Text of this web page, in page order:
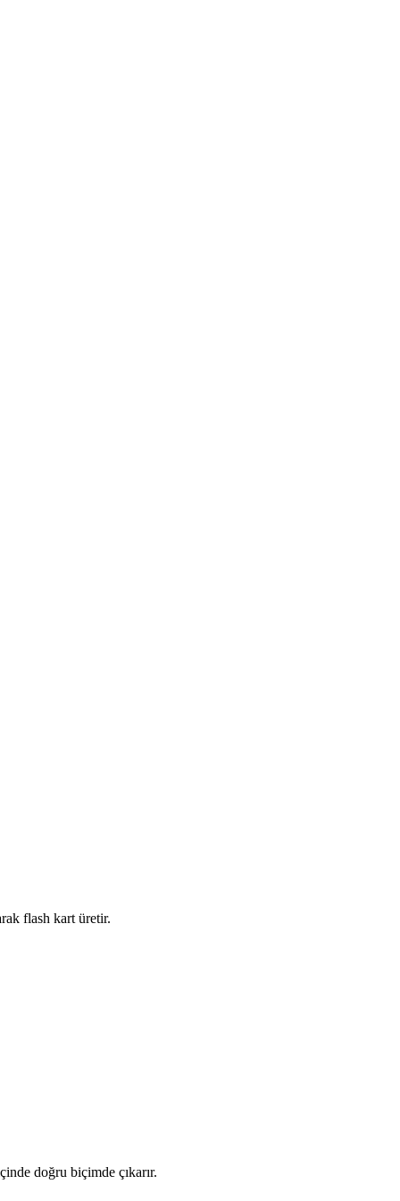
flash kart üretir.
doğru biçimde çıkarır.